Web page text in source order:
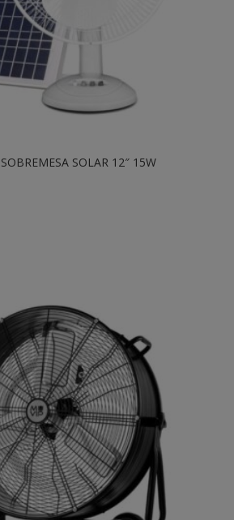
SOLAR 12″ 15W